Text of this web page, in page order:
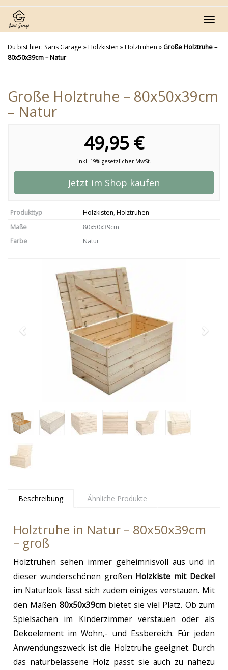
Skip
main
content
Du bist hier: Saris Garage »Holzkisten »Holztruhen » Große Holztruhe –
80x50x39cm – Natur
Große Holztruhe – 80x50x39cm
– Natur
49,95 €
inkl. 19% gesetzlicher MwSt.
Jetzt im Shop kaufen
Produkttyp Holzkisten, Holztruhen
Maße
80x50x39cm
Farbe
Natur
Beschreibung Ähnliche Produkte
Holztruhe in Natur – 80x50x39cm
– groß
Holztruhen sehen immer geheimnisvoll aus und in
dieser wunderschönen großen Holzkiste mit Deckel
im Naturlook lässt sich zudem einiges verstauen. Mit
den Maßen 80x50x39cmbietet sie viel Platz. Ob zum
Spielsachen im Kinderzimmer verstauen oder als
Dekoelement im Wohn,- und Essbereich. Für jeden
Anwendungszweck ist die Holztruhe geeignet. Durch
das naturbelassene Holz passt sie auch zu nahezu